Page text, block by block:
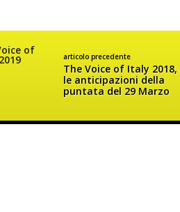
articolo precedente
The Voice of Italy 2018,
le anticipazioni della
puntata del 29 Marzo